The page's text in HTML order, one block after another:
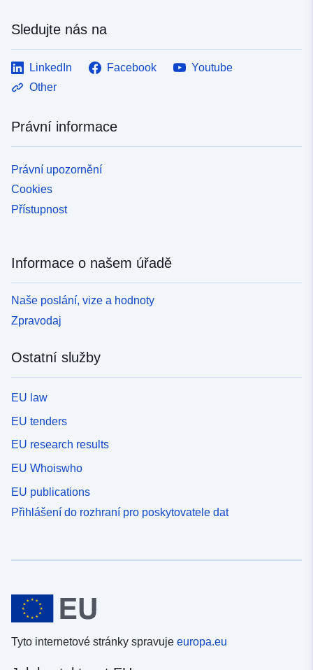
Sledujte nás na
LinkedIn Facebook
Youtube
Other
Právní informace
Právní upozornění
Cookies
Přístupnost
Informace o našem úřadě
Naše poslání, vize a hodnoty
Zpravodaj
Ostatní služby
EU law
EU tenders
EU research results
EU Whoiswho
EU publications
Přihlášení do rozhraní pro poskytovatele dat
Tyto internetové stránky spravuje europa.eu